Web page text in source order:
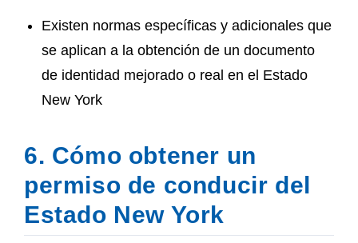
Existen normas específicas y adicionales que
se aplican a la obtención de un documento
de identidad mejorado o real en el Estado
New York
6. Cómo obtener un
permiso de conducir del
Estado New York